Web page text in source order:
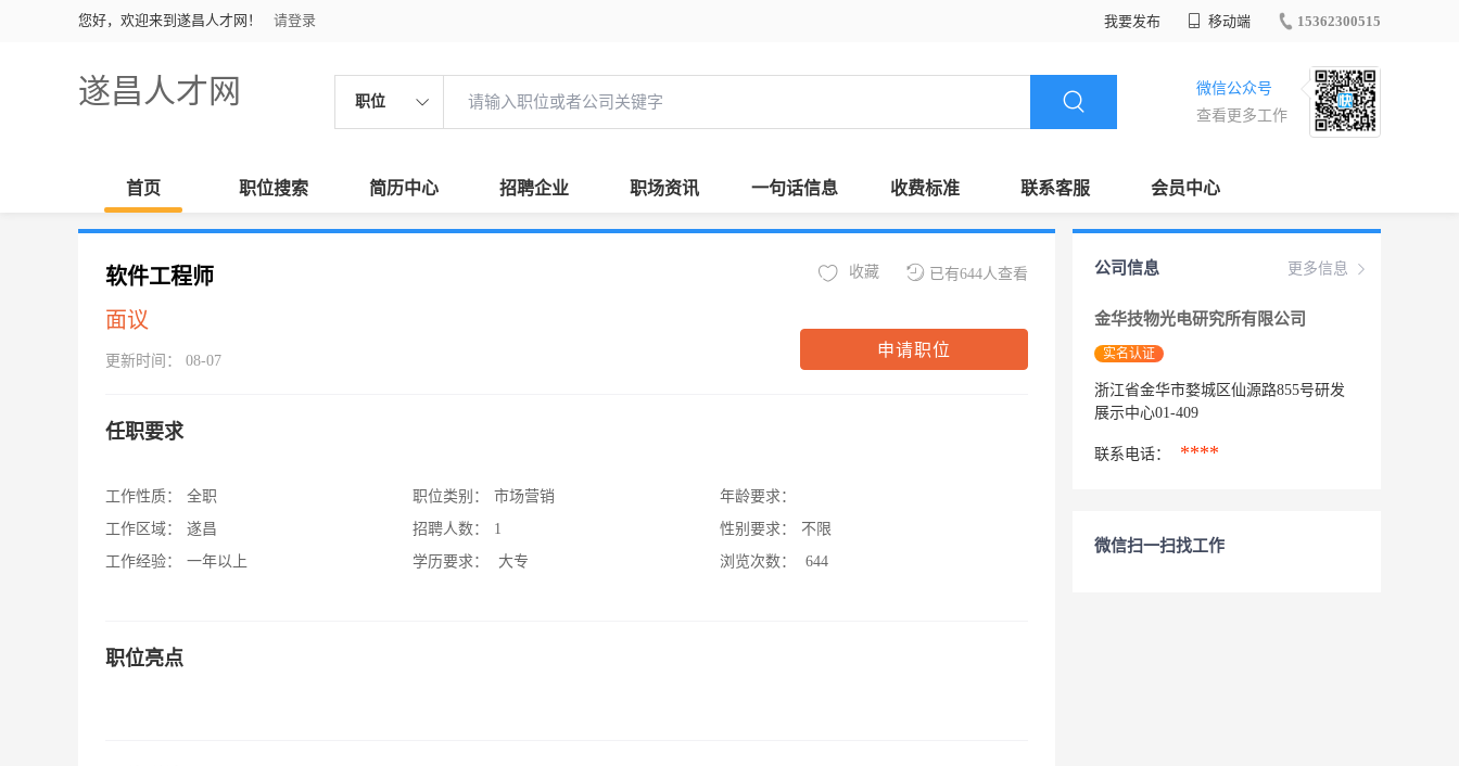
您好，欢迎来到遂昌人才网！ 请登录 我要发布 移动端 15362300515
遂昌人才网 职位
微信公众号
查看更多工作
首页 职位搜索 简历中心 招聘企业 职场资讯 一句话信息 收费标准 联系客服 会员中心
软件工程师
面议
更新时间： 08-07
已有644人查看
收藏
申请职位
任职要求
工作性质：
全职
工作区域：
遂昌
工作经验：
一年以上
职位类别：
市场营销
招聘人数：
1
学历要求：
大专
年龄要求：
性别要求：
不限
浏览次数：
644
职位亮点
更多信息
公司信息
金华技物光电研究所有限公司
实名认证
浙江省金华市婺城区仙源路855号研发
展示中心01-409
联系电话： ****
微信扫一扫找工作